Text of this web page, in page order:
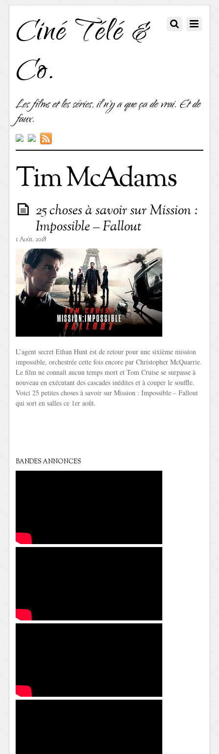
Ciné Télé &
Co.
Les films et les séries, il n'y a que ça de vrai. Et de
faux.
Tim McAdams
25 choses à savoir sur Mission :
Impossible – Fallout
1 Août. 2018
L’agent secret Ethan Hunt est de retour pour une sixième mission
impossible, orchestrée cette fois encore par Christopher McQuarrie.
Le film ne connaît aucun temps mort et Tom Cruise se surpasse à
nouveau en exécutant des cascades inédites et à couper le souffle.
Voici 25 petites choses à savoir sur Mission : Impossible – Fallout
qui sort en salles ce 1er août.
BANDES ANNONCES